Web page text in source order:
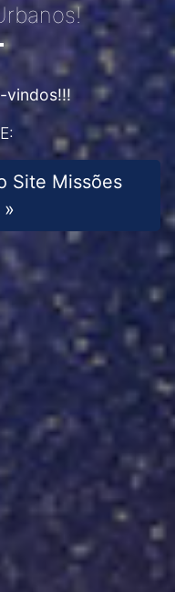
vindos!!!
Site Missões